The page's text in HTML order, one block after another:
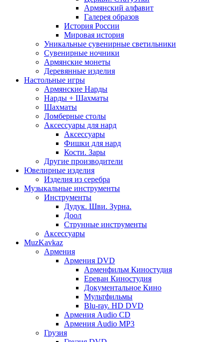
Армянский алфавит
Галерея образов
История России
Мировая история
Уникальные сувенирные светильники
Сувенирные ночники
Армянские монеты
Деревянные изделия
Настольные игры
Армянские Нарды
Нарды + Шахматы
Шахматы
Ломберные столы
Аксессуары для нард
Аксессуары
Фишки для нард
Кости. Зары
Другие производители
Ювелирные изделия
Изделия из серебра
Музыкальные инструменты
Инструменты
Дудук. Шви. Зурна.
Доол
Струнные инструменты
Аксессуары
MuzKavkaz
Армения
Армения DVD
Арменфильм Киностудия
Ереван Киностудия
Документальное Кино
Мультфильмы
Blu-ray. HD DVD
Армения Audio CD
Армения Audio MP3
Грузия